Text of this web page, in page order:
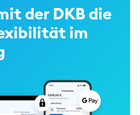
der DKB die
im